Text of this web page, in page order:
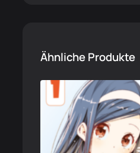
Ähnliche Produkte